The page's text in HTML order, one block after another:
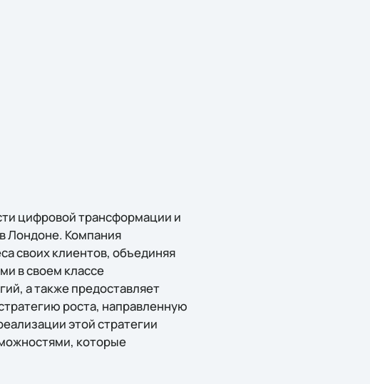
цифровой трансформации и
Лондоне. Компания
своих клиентов, объединяя
в своем классе
а также предоставляет
роста, направленную
этой стратегии
которые